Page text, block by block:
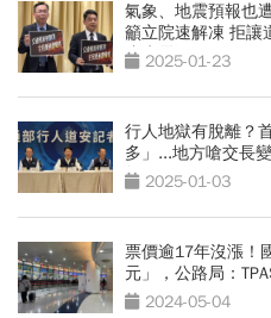
氣象、地震預報也
籲立院速解凍 拒讓
省水電
2025-01-23
行人地獄有脫離？
多」...地方嗆交長
師 2025-01-03
票價逾17年沒漲！
元」，公路局：
2024-05-04